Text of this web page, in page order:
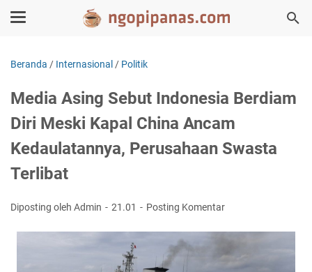
Beranda / Internasional / Politik
Media Asing Sebut Indonesia Berdiam
Diri Meski Kapal China Ancam
Kedaulatannya, Perusahaan Swasta
Terlibat
Diposting oleh Admin 21.01 Posting Komentar